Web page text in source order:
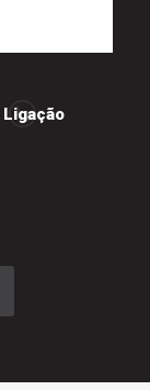
Ligação